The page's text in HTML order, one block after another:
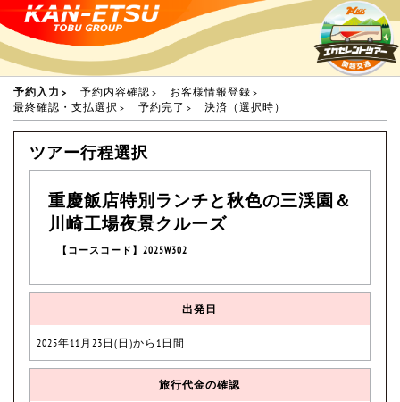
予約入力 予約内容確認
お客様情報登録
最終確認・支払選択
予約完了 決済（選択時）
ツアー行程選択
重慶飯店特別ランチと秋色の三渓園＆
川崎工場夜景クルーズ
【コースコード】2025W302
出発日
2025年11月23日(日)から1日間
旅行代金の確認